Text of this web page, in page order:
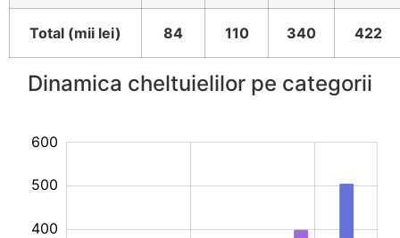
Total (mii lei) 84 110 340 422
Dinamica cheltuielilor pe categorii
400
500
600